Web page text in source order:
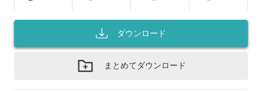
ダウンロード
まとめてダウンロード